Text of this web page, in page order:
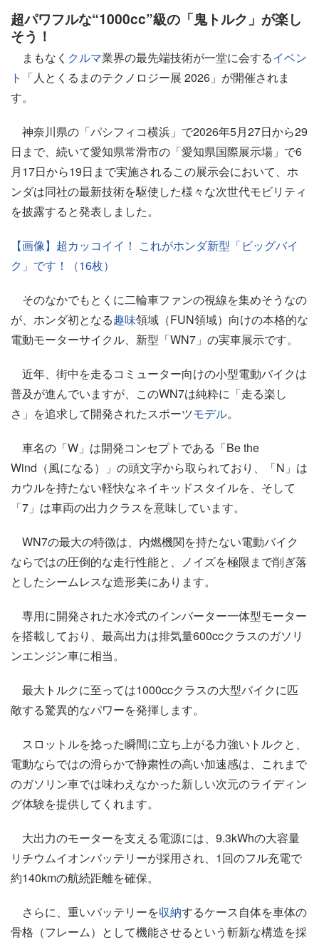
超パワフルな“1000cc”級の「鬼トルク」が楽し
そう！
まもなく クルマ業界の最先端技術が一堂に会するイベン
ト 「人とくるまのテクノロジー展 2026」が開催されま
す。
神奈川県の「パシフィコ横浜」で2026年5月27日から29
日まで、続いて愛知県常滑市の「愛知県国際展示場」で6
月17日から19日まで実施されるこの展示会において、ホ
ンダは同社の最新技術を駆使した様々な次世代モビリティ
を披露すると発表しました。
【画像】超カッコイイ！ これがホンダ新型「ビッグバイ
ク」です！（16枚）
そのなかでもとくに二輪車ファンの視線を集めそうなの
が、ホンダ初となる趣味領域（FUN領域）向けの本格的な
電動モーターサイクル、新型「WN7」の実車展示です。
近年、街中を走るコミューター向けの小型電動バイクは
普及が進んでいますが、このWN7は純粋に「走る楽し
さ」を追求して開発されたスポーツモデル。
車名の「W」は開発コンセプトである「Be the
Wind（風になる）」の頭文字から取られており、「N」は
カウルを持たない軽快なネイキッドスタイルを、そして
「7」は車両の出力クラスを意味しています。
WN7の最大の特徴は、内燃機関を持たない電動バイク
ならではの圧倒的な走行性能と、ノイズを極限まで削ぎ落
としたシームレスな造形美にあります。
専用に開発された水冷式のインバーター一体型モーター
を搭載しており、最高出力は排気量600ccクラスのガソリ
ンエンジン車に相当。
最大トルクに至っては1000ccクラスの大型バイクに匹
敵する驚異的なパワーを発揮します。
スロットルを捻った瞬間に立ち上がる力強いトルクと、
電動ならではの滑らかで静粛性の高い加速感は、これまで
のガソリン車では味わえなかった新しい次元のライディン
グ体験を提供してくれます。
大出力のモーターを支える電源には、9.3kWhの大容量
リチウムイオンバッテリーが採用され、1回のフル充電で
約140kmの航続距離を確保。
さらに、重いバッテリーを収納するケース自体を車体の
骨格（フレーム）として機能させるという斬新な構造を採